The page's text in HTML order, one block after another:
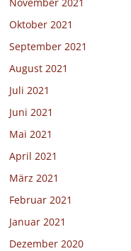
Oktober 2021
September 2021
August 2021
Juli 2021
Juni 2021
Mai 2021
April 2021
März 2021
Februar 2021
Januar 2021
Dezember 2020